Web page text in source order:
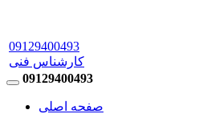
09129400493
کارشناس فنی
09129400493
صفحه اصلی